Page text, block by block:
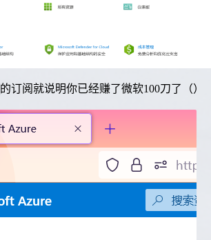
的订阅就说明你已经赚了微软100刀了（）